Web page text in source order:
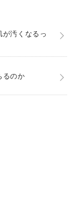
が汚くなるっ
るのか